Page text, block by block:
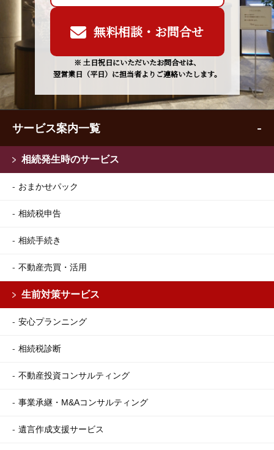
無料相談・お問合せ
※ 土日祝日にいただいたお問合せは、
翌営業日（平日）に担当者よりご連絡いたします。
サービス案内一覧
相続発生時のサービス
おまかせパック
相続税申告
相続手続き
不動産売買・活用
生前対策サービス
安心プランニング
相続税診断
不動産投資コンサルティング
事業承継・M&Aコンサルティング
遺言作成支援サービス